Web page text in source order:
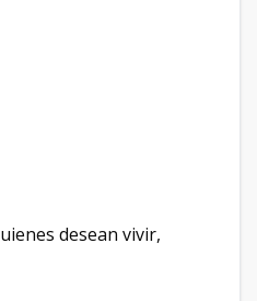
desean vivir,